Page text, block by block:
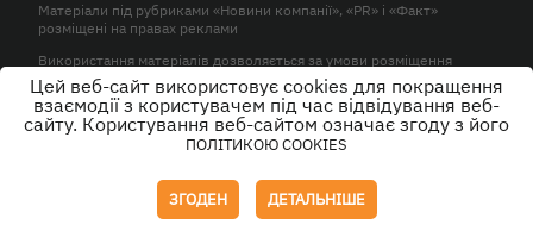
Матеріали під рубриками «Новини компанії», «PR» і «Факт»
розміщені на правах реклами
Використання матеріалів дозволяється за умови розміщення
активного гіперпосилання на KP.UA в першому абзаці.
© ТОВ «ЮЛАВ МЕДІА» 2026. Всі права захищені.
Цей веб-сайт використовує cookies для покращення
взаємодії з користувачем під час відвідування веб-
сайту. Користування веб-сайтом означає згоду з його
ПОЛІТИКОЮ COOKIES
ЗГОДЕН ДЕТАЛЬНІШЕ